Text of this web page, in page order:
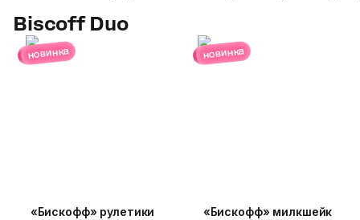
Biscoff Duo
новинка
«Бискофф» рулетики
новинка
«Бискофф» милкшейк